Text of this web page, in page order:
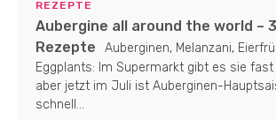
REZEPTE
Aubergine all around the world –
Rezepte
Auberginen, Melanzani,
Eggplants: Im Supermarkt gibt es sie fast
aber jetzt im Juli ist Auberginen-
schnell...